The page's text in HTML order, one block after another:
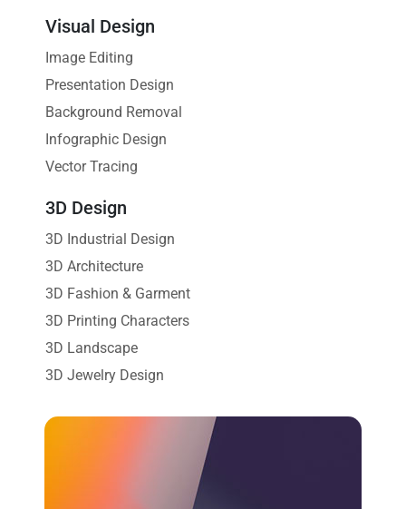
Visual Design
Image Editing
Presentation Design
Background Removal
Infographic Design
Vector Tracing
3D Design
3D Industrial Design
3D Architecture
3D Fashion & Garment
3D Printing Characters
3D Landscape
3D Jewelry Design